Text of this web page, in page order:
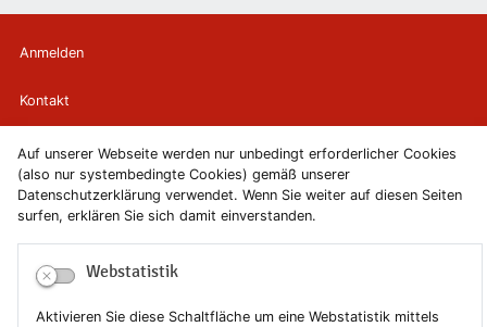
Auf unserer Webseite werden nur unbedingt erforderlicher Cookies
(also nur systembedingte Cookies) gemäß unserer
Datenschutzerklärung verwendet. Wenn Sie weiter auf diesen Seiten
surfen, erklären Sie sich damit einverstanden.
Webstatistik
Aktivieren Sie diese Schaltfläche um eine Webstatistik mittels
Anmelden
Kontakt
Newsletter
Newsletterabmeldung
Impressum
Datenschutzerklärung